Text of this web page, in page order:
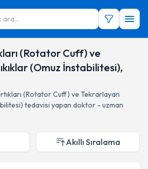
ara...
(Rotator Cuff) ve
(Omuz İnstabilitesi),
(Rotator Cuff) ve Tekrarlayan
tedavisi yapan doktor - uzman
Akıllı Sıralama